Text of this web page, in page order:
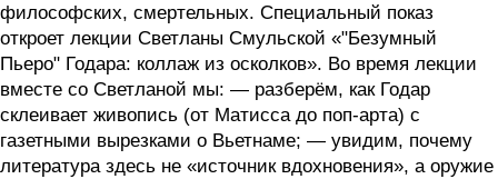
философских, смертельных. Специальный показ
откроет лекции Светланы Смульской «"Безумный
Пьеро" Годара: коллаж из осколков». Во время лекции
вместе со Светланой мы: — разберём, как Годар
склеивает живопись (от Матисса до поп-арта) с
газетными вырезками о Вьетнаме; — увидим, почему
литература здесь не «источник вдохновения», а оружие